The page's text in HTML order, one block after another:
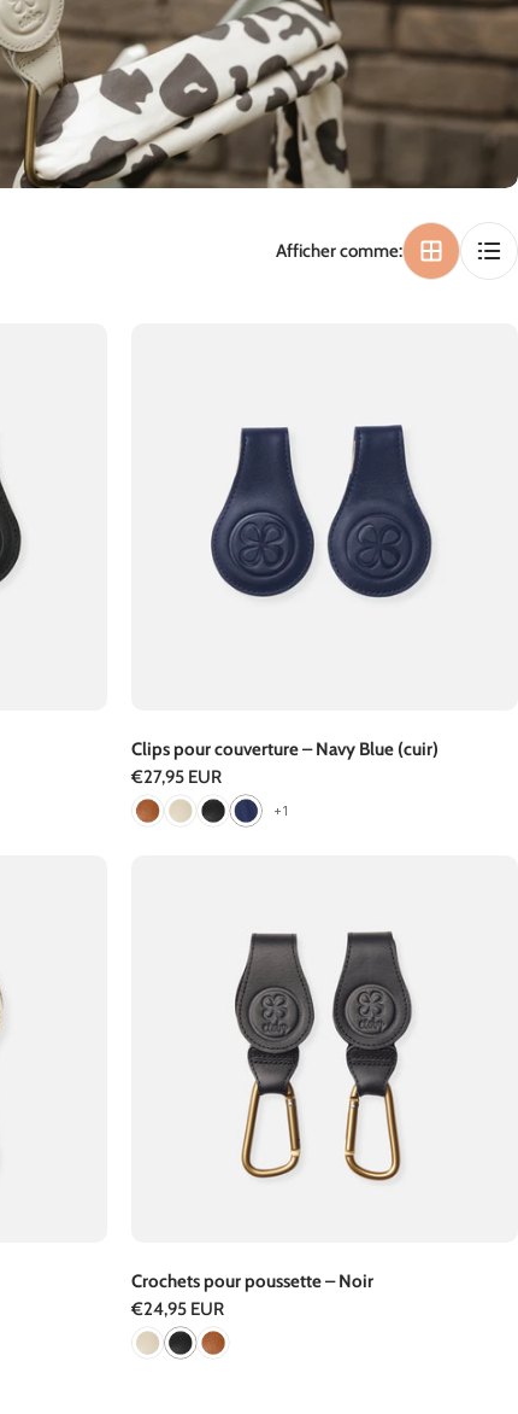
n
Afficher comme:
Clips pour couverture – Navy Blue (cuir)
Prix
régulier
€27,95 EUR
+1
Crochets pour poussette – Noir
Prix
régulier
€24,95 EUR